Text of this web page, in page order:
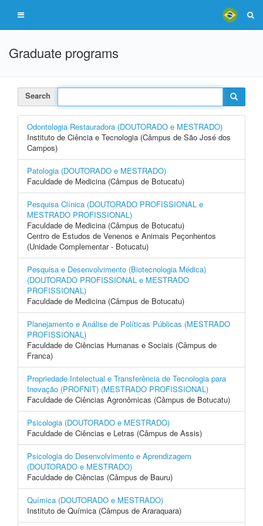
Graduate programs
Search
Odontologia Restauradora (DOUTORADO e MESTRADO)
Instituto de Ciência e Tecnologia (Câmpus de São José dos
Campos)
Patologia (DOUTORADO e MESTRADO)
Faculdade de Medicina (Câmpus de Botucatu)
Pesquisa Clínica (DOUTORADO PROFISSIONAL e
MESTRADO PROFISSIONAL)
Faculdade de Medicina (Câmpus de Botucatu)
Centro de Estudos de Venenos e Animais Peçonhentos
(Unidade Complementar - Botucatu)
Pesquisa e Desenvolvimento (Biotecnologia Médica)
(DOUTORADO PROFISSIONAL e MESTRADO
PROFISSIONAL)
Faculdade de Medicina (Câmpus de Botucatu)
Planejamento e Análise de Políticas Públicas (MESTRADO
PROFISSIONAL)
Faculdade de Ciências Humanas e Sociais (Câmpus de
Franca)
Propriedade Intelectual e Transferência de Tecnologia para
Inovação (PROFNIT) (MESTRADO PROFISSIONAL)
Faculdade de Ciências Agronômicas (Câmpus de Botucatu)
Psicologia (DOUTORADO e MESTRADO)
Faculdade de Ciências e Letras (Câmpus de Assis)
Psicologia do Desenvolvimento e Aprendizagem
(DOUTORADO e MESTRADO)
Faculdade de Ciências (Câmpus de Bauru)
Química (DOUTORADO e MESTRADO)
Instituto de Química (Câmpus de Araraquara)